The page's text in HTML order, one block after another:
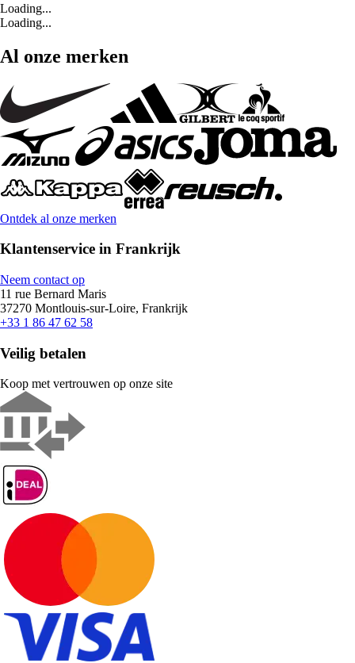
Loading...
Loading...
Al onze merken
Ontdek al onze merken
Klantenservice in Frankrijk
Neem contact op
11 rue Bernard Maris
37270 Montlouis-sur-Loire, Frankrijk
+33 1 86 47 62 58
Veilig betalen
Koop met vertrouwen op onze site